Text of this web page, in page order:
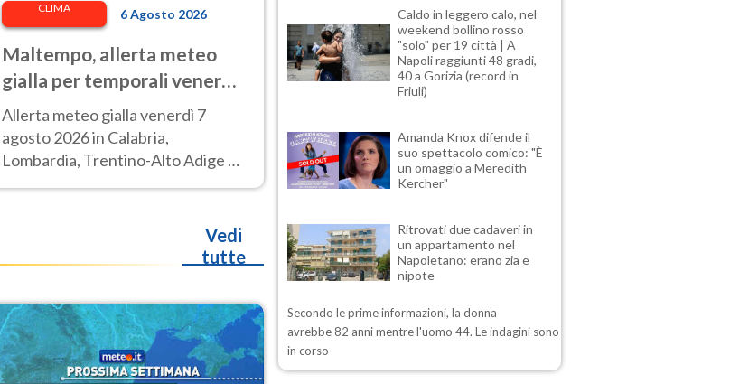
CLIMA 6 Agosto 2026
Maltempo, allerta meteo
gialla per temporali venerdì
7 agosto: le regioni colpite
Allerta meteo gialla venerdì 7
agosto 2026 in Calabria,
Lombardia, Trentino-Alto Adige e
Veneto.
Vedi
tutte
Caldo in leggero calo, nel
weekend bollino rosso
"solo" per 19 città | A
Napoli raggiunti 48 gradi,
40 a Gorizia (record in
Friuli)
Amanda Knox difende il
suo spettacolo comico: "È
un omaggio a Meredith
Kercher"
Ritrovati due cadaveri in
un appartamento nel
Napoletano: erano zia e
nipote
Secondo le prime informazioni, la donna
avrebbe 82 anni mentre l'uomo 44. Le indagini sono
in corso